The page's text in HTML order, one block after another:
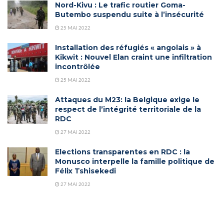
Nord-Kivu : Le trafic routier Goma-
Butembo suspendu suite à l’insécurité
25 MAI 2022
Installation des réfugiés « angolais » à
Kikwit : Nouvel Elan craint une infiltration
incontrôlée
25 MAI 2022
Attaques du M23: la Belgique exige le
respect de l’intégrité territoriale de la
RDC
27 MAI 2022
Elections transparentes en RDC : la
Monusco interpelle la famille politique de
Félix Tshisekedi
27 MAI 2022